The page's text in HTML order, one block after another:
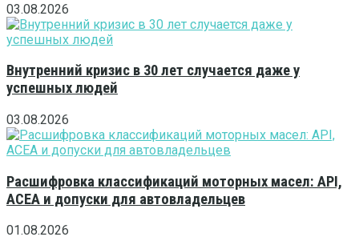
03.08.2026
Внутренний кризис в 30 лет случается даже у
успешных людей
03.08.2026
Расшифровка классификаций моторных масел: API,
ACEA и допуски для автовладельцев
01.08.2026